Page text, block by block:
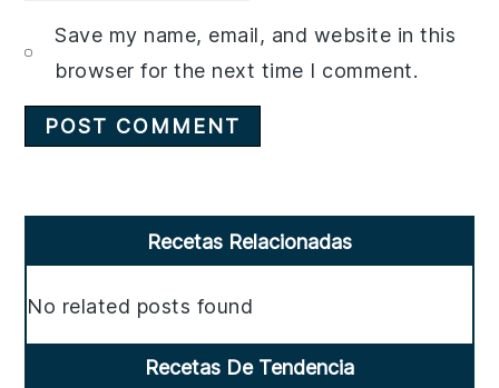
Save my name, email, and website in this
browser for the next time I comment.
Sidebar
Recetas Relacionadas
No related posts found
Recetas De Tendencia